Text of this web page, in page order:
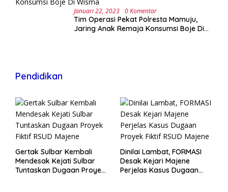
Januari 22, 2023 0 Komentar
Tim Operasi Pekat Polresta Mamuju,
Jaring Anak Remaja Konsumsi Boje Di
Pendidikan
Gertak Sulbar Kembali
Mendesak Kejati Sulbar
Tuntaskan Dugaan Proyek
Dinilai Lambat, FORMASI
Desak Kejari Majene
Perjelas Kasus Dugaan